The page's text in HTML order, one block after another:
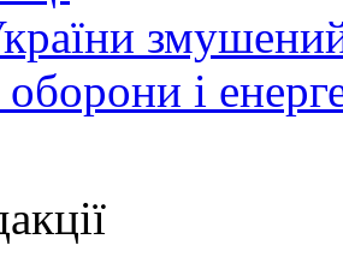
оборони і